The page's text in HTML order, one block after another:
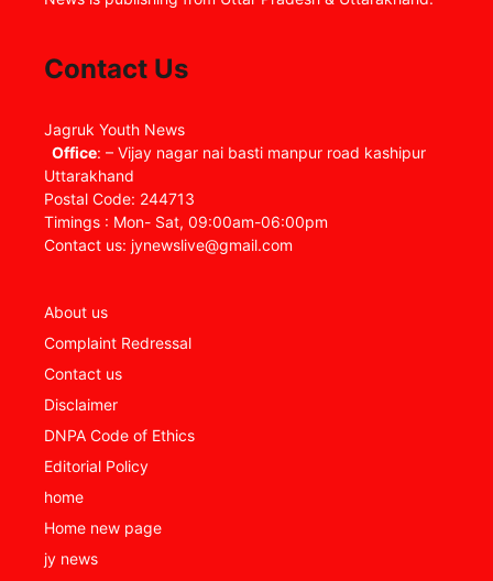
Contact Us
Jagruk Youth News
Office: – Vijay nagar nai basti manpur road kashipur
Uttarakhand
Postal Code: 244713
Timings : Mon- Sat, 09:00am-06:00pm
Contact us: jynewslive@gmail.com
About us
Complaint Redressal
Contact us
Disclaimer
DNPA Code of Ethics
Editorial Policy
home
Home new page
jy news